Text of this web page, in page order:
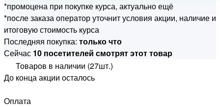
*промоцена при покупке курса, актуально ещё
*после заказа оператор уточнит условия акции, наличие и
итоговую стоимость курса
Последняя покупка: только что
Сейчас 10 посетителей смотрят этот товар
Товаров в наличии (27шт.)
До конца акции осталось
Оплата